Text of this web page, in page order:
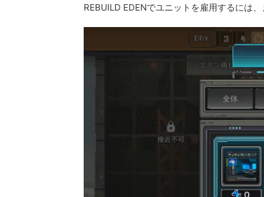
REBUILD EDENでユニットを雇用するには、